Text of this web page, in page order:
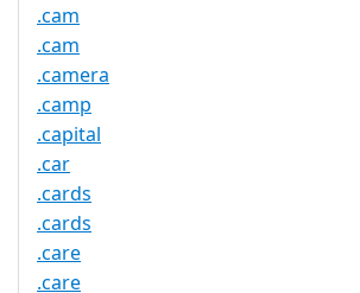
.cam
.cam
.camera
.camp
.capital
.car
.cards
.cards
.care
.care